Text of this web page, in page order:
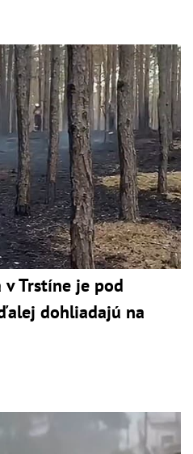
v Trstíne je pod
dohliadajú na